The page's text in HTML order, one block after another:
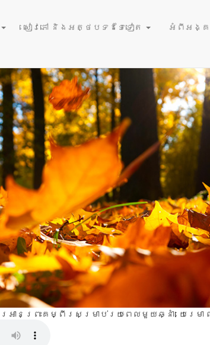
សៀវភៅ និងអត្ថបទដទៃទៀត អំពីអង្គក
នឃើញ
ានព្រះគម្ពីរសម្រាប់រយៈពេលមួយឆ្នាំ: យេរេ